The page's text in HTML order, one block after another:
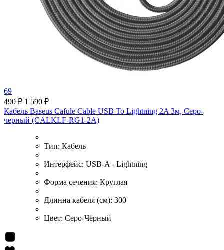
69
490 ₽ 1 590 ₽
Кабель Baseus Cafule Cable USB To Lightning 2A 3м, Серо-
черный (CALKLF-RG1-2A)
Тип: Кабель
Интерфейс: USB-A - Lightning
Форма сечения: Круглая
Длинна кабеля (см): 300
Цвет: Серо-Чёрный